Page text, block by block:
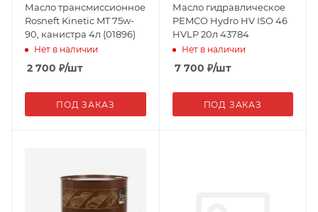
Масло трансмиссионное
Rosneft Kinetic MT 75w-
90, канистра 4л (01896)
Нет в наличии
2 700 ₽/шт
ПОД ЗАКАЗ
Масло гидравлическое
PEMCO Hydro HV ISO 46
HVLP 20л 43784
Нет в наличии
7 700 ₽/шт
ПОД ЗАКАЗ